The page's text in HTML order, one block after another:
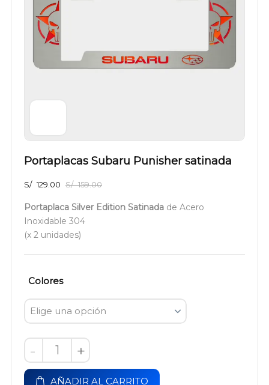
Portaplacas Subaru Punisher satinada
S/ 159.00
S/ 129.00
Portaplaca Silver Edition Satinada de Acero
Inoxidable 304
(x 2 unidades)
Colores
- +
AÑADIR AL CARRITO